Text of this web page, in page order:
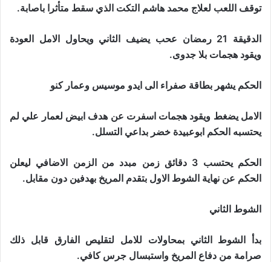
توقف اللعب لعلاج محمد هاشم التكت الذي سقط متأثرا باصابة.
الدقيقة 21 رمضان عحب يضيف الثاني ويحاول الامل العودة
ويقود هجمات بلا جدوى.
الحكم يشهر بطاقة صفراء الى ايدو موسيس وعمار كنو
الامل يضغط ويقود هجمات اسفرت عن هدف ابيض لعمار علي لم
يحتسبه الحكم ابوعبيدة خضر بداعي التسلل.
الحكم يحتسب 3 دقائق زمن مبدد من الزمن الاضافي ليعلن
الحكم عن نهاية الشوط الاول بتقدم المريخ بهدفين دون مقابل.
الشوط الثاني
بدأ الشوط الثاني بمحاولات للامل لتقليص الفارق قابل ذلك
صرامة من دفاع المريخ واستبسال جرس كافي.